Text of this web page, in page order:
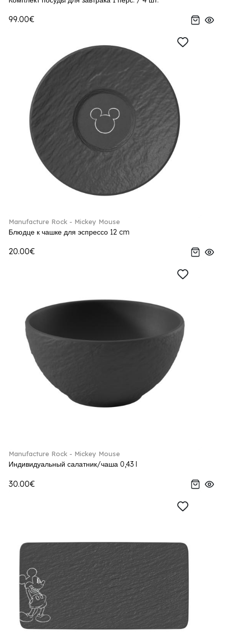
99.00€
Manufacture Rock - Mickey Mouse
Блюдце к чашке для эспрессо 12 cm
20.00€
Manufacture Rock - Mickey Mouse
Индивидуальный салатник/чаша 0,43 l
30.00€